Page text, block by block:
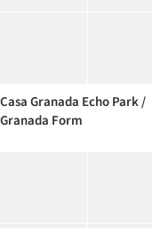
Casa Granada Echo Park /
Granada Form